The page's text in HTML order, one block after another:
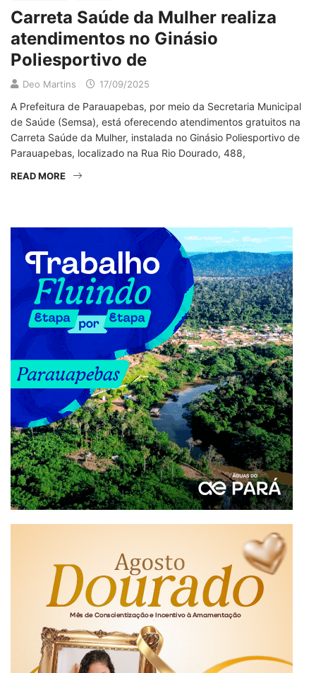
Carreta Saúde da Mulher realiza
atendimentos no Ginásio
Poliesportivo de
Deo Martins 17/09/2025
A Prefeitura de Parauapebas, por meio da Secretaria Municipal
de Saúde (Semsa), está oferecendo atendimentos gratuitos na
Carreta Saúde da Mulher, instalada no Ginásio Poliesportivo de
Parauapebas, localizado na Rua Rio Dourado, 488,
READ MORE